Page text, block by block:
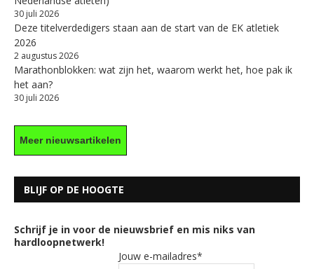
30 juli 2026
Deze titelverdedigers staan aan de start van de EK atletiek
2026
2 augustus 2026
Marathonblokken: wat zijn het, waarom werkt het, hoe pak ik
het aan?
30 juli 2026
Meer nieuwsartikelen
BLIJF OP DE HOOGTE
Schrijf je in voor de nieuwsbrief en mis niks van
hardloopnetwerk!
Jouw e-mailadres*